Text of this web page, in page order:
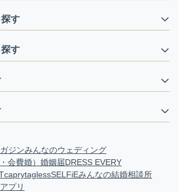
す
す
ジンみんなのウェディング
会費婚） 婚姻届DRESS EVERY
caprytaglessSELFiEみんなの結婚相談所
プリ